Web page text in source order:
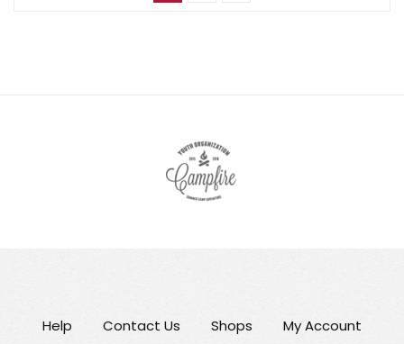
Help Contact Us Shops
My Account